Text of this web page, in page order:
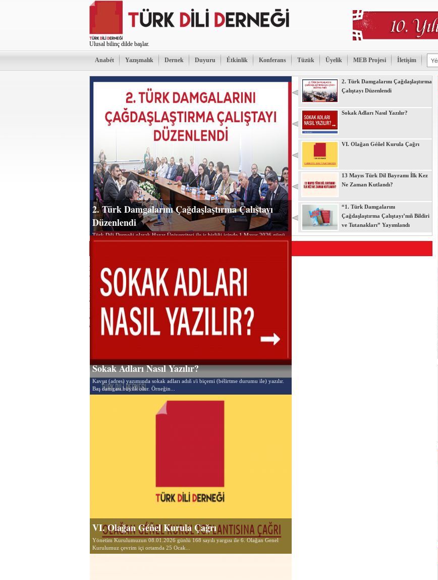
Ulusal bilinç dilde başlar.
Anabét Yazışmalık Dernek Duyuru Étkinlik Konferans Tüzük Üyelik MEB Projesi İletişim
2. Türk Damgalarını Çağdaşlaştırma
Çalıştayı Düzenlendi
Sokak Adları Nasıl Yazılır?
VI. Olağan Géñel Kurula Çağrı
13 Mayıs Türk Dil Bayramı İlk Kez
Ne Zaman Kutlandı?
“1. Türk Damgalarını
Çağdaşlaştırma Çalıştayı’nıñ Bildiri
ve Tutanakları” Yayımlandı
2. Türk Damgalarını Çağdaşlaştırma Çalıştayı
Düzenlendi
Türk Dili Derneği olarak Hazar Üniversitesi ile iş birliği içinde 1 Mayıs 2026 günü
Bakü’de 2. Türk Damgalarını...
Sokak Adları Nasıl Yazılır?
Kavşıt (adres) yazımında sokak adları adıñ ı/i biçemi (bélirtme durumu ile) yazılır.
Baş damgası büyük olur. Örneğin...
VI. Olağan Géñel Kurula Çağrı
Yönetim Kurulumuzun 08.01.2026 günlü 168 sayılı yargısı ile 6. Olağan Genel
Kurulumuz çevrim içi ortamda 25 Ocak...
Mehmet Akif Ersoy Ortaokulu'nda
Göktürkçe konferansı düzenlenecek
Başlangıçtan günümüze değin Türkleriñ
kullanmış olduğu harfleriñ öyküsünü añlatan
Türk Dili Derneği başkan yardımcısı Cafer
Uluç ile géñel danışmanı Fatih Emiroğlu ve
Göktürkleriñ bengü taşlara kazıdığı
damgaları...